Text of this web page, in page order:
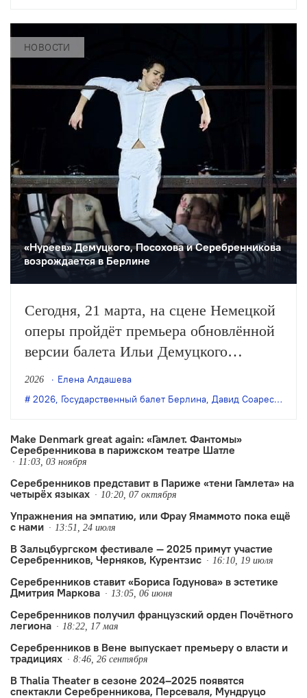
НОВОСТИ
«Нуреев» Демуцкого, Посохова и Серебренникова
возрождается в Берлине
Сегодня, 21 марта, на сцене Немецкой
оперы пройдёт премьера обновлённой
версии балета Ильи Демуцкого
«Нуреев» в постановке режиссёра
Кирилла Серебренникова и хореографа
Государственного балета Берлина
можно будет увидеть онлайн в формате
2026
Елена Алдашева
2026, Государственный балет Берлина, Давид Соарес,Илья
Make Denmark great again: «Гамлет. Фантомы»
Серебренникова в парижском театре Шатле
11:03, 03 ноября
Серебренников представит в Париже «тени Гамлета» на
четырёх языках
10:20, 07 октября
Упражнения на эмпатию, или Фрау Ямаммото пока ещё
с нами
13:51, 24 июля
В Зальцбургском фестивале — 2025 примут участие
Серебренников, Черняков, Курентзис
16:10, 19 июля
Серебренников ставит «Бориса Годунова» в эстетике
Дмитрия Маркова
13:05, 06 июня
Серебренников получил французский орден Почётного
легиона
18:22, 17 мая
Серебренников в Вене выпускает премьеру о власти и
традициях
8:46, 26 сентября
В Thalia Theater в сезоне 2024–2025 появятся
спектакли Серебренникова, Персеваля, Мундруцо